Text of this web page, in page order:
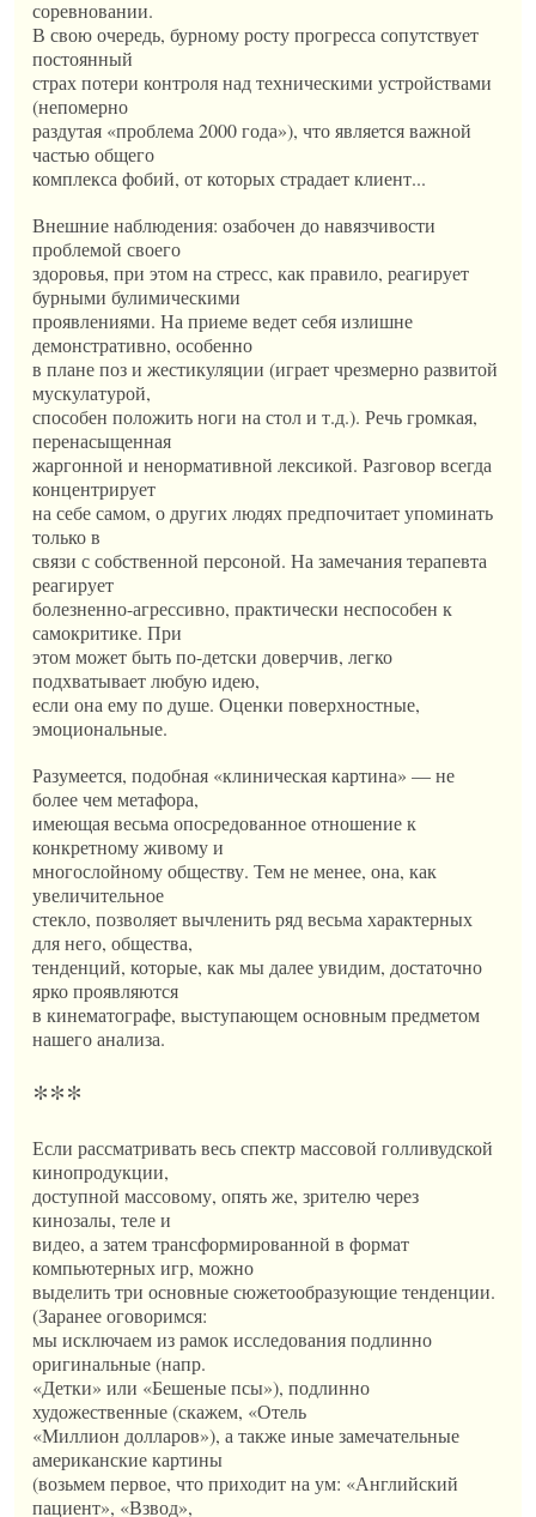
соревновании.
В свою очередь, бурному росту прогресса сопутствует
постоянный
страх потери контроля над техническими устройствами
(непомерно
раздутая «проблема 2000 года»), что является важной
частью общего
комплекса фобий, от которых страдает клиент...
Внешние наблюдения: озабочен до навязчивости
проблемой своего
здоровья, при этом на стресс, как правило, реагирует
бурными булимическими
проявлениями. На приеме ведет себя излишне
демонстративно, особенно
в плане поз и жестикуляции (играет чрезмерно развитой
мускулатурой,
способен положить ноги на стол и т.д.). Речь громкая,
перенасыщенная
жаргонной и ненормативной лексикой. Разговор всегда
концентрирует
на себе самом, о других людях предпочитает упоминать
только в
связи с собственной персоной. На замечания терапевта
реагирует
болезненно-агрессивно, практически неспособен к
самокритике. При
этом может быть по-детски доверчив, легко
подхватывает любую идею,
если она ему по душе. Оценки поверхностные,
эмоциональные.
Разумеется, подобная «клиническая картина» — не
более чем метафора,
имеющая весьма опосредованное отношение к
конкретному живому и
многослойному обществу. Тем не менее, она, как
увеличительное
стекло, позволяет вычленить ряд весьма характерных
для него, общества,
тенденций, которые, как мы далее увидим, достаточно
ярко проявляются
в кинематографе, выступающем основным предметом
нашего анализа.
***
Если рассматривать весь спектр массовой голливудской
кинопродукции,
доступной массовому, опять же, зрителю через
кинозалы, теле и
видео, а затем трансформированной в формат
компьютерных игр, можно
выделить три основные сюжетообразующие тенденции.
(Заранее оговоримся:
мы исключаем из рамок исследования подлинно
оригинальные (напр.
«Детки» или «Бешеные псы»), подлинно
художественные (скажем, «Отель
«Миллион долларов»), а также иные замечательные
американские картины
(возьмем первое, что приходит на ум: «Английский
пациент», «Взвод»,